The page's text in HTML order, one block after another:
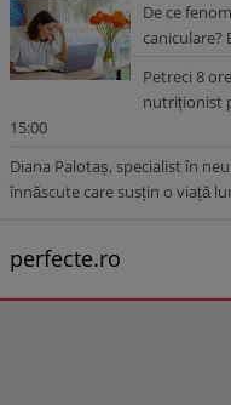
De ce
caniculare?
Petreci 8
nutriționist
15:00
Diana Palotaș, specialist în
înnăscute care susțin o viață
perfecte.ro